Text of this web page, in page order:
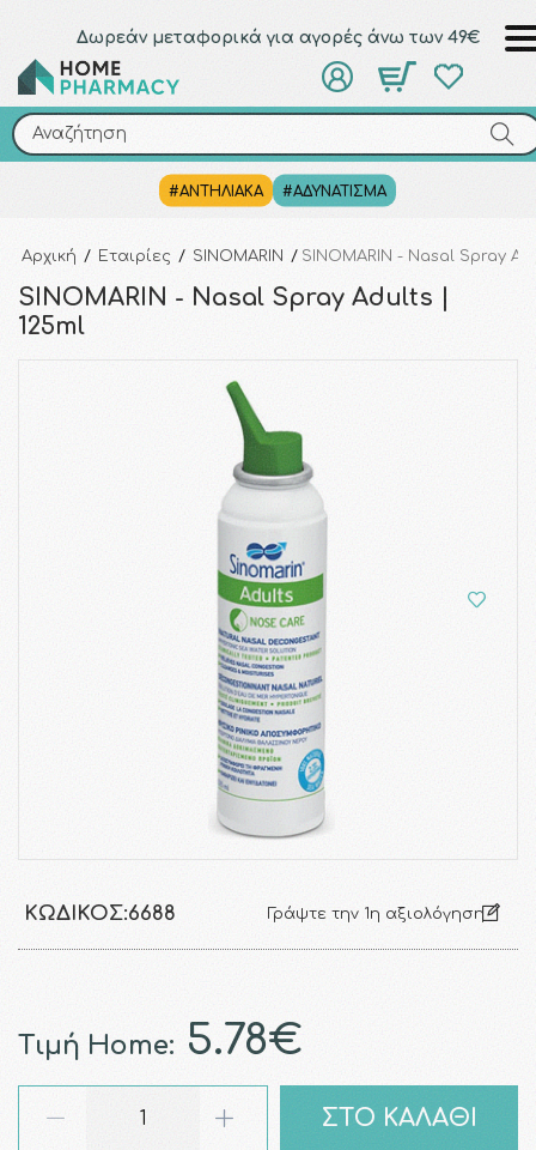
Δωρεάν μεταφορικά για αγορές άνω των 49€
Αναζήτηση
#ΑΝΤΗΛΙΑΚΑ #ΑΔΥΝΑΤΙΣΜΑ
Αναζήτηση
Αρχική / Εταιρίες / SINOMARIN / SINOMARIN - Nasal Spray
SINOMARIN - Nasal Spray Adults |
125ml
ΚΩΔΙΚΌΣ:6688 Γράψτε την 1η αξιολόγηση
Τιμή Home: 5.78€
ΣΤΟ ΚΑΛΑΘΙ